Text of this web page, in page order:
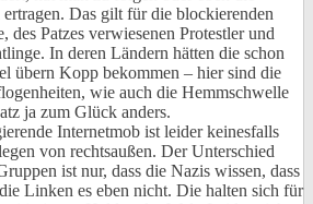
Das gilt für die blockierenden
des Patzes verwiesenen Protestler und
In deren Ländern hätten die schon
übern Kopp bekommen – hier sind die
wie auch die Hemmschwelle
ja zum Glück anders.
Internetmob ist leider keinesfalls
von rechtsaußen. Der Unterschied
ist nur, dass die Nazis wissen, dass
Linken es eben nicht. Die halten sich für